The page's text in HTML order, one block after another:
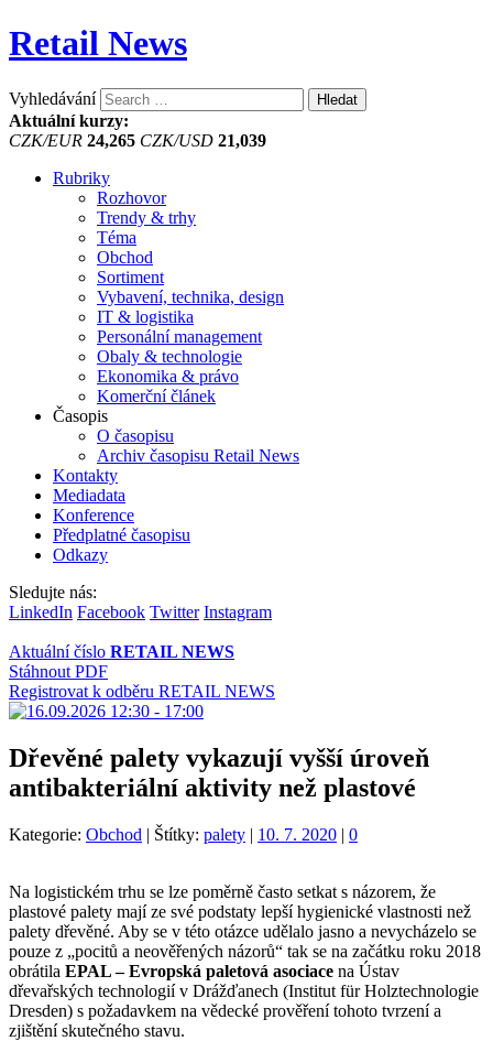
Retail News
Vyhledávání
Aktuální kurzy:
CZK/EUR 24,265 CZK/USD 21,039
Rubriky
Rozhovor
Trendy & trhy
Téma
Obchod
Sortiment
Vybavení, technika, design
IT & logistika
Personální management
Obaly & technologie
Ekonomika & právo
Komerční článek
Časopis
O časopisu
Archiv časopisu Retail News
Kontakty
Mediadata
Konference
Předplatné časopisu
Odkazy
Sledujte nás:
LinkedIn Facebook Twitter Instagram
Aktuální číslo RETAIL NEWS
Stáhnout PDF
Registrovat k odběru RETAIL NEWS
Dřevěné palety vykazují vyšší úroveň
antibakteriální aktivity než plastové
Kategorie: Obchod | Štítky: palety | 10. 7. 2020 | 0
Na logistickém trhu se lze poměrně často setkat s názorem, že
plastové palety mají ze své podstaty lepší hygienické vlastnosti než
palety dřevěné. Aby se v této otázce udělalo jasno a nevycházelo se
pouze z „pocitů a neověřených názorů“ tak se na začátku roku 2018
obrátila EPAL – Evropská paletová asociace na Ústav
dřevařských technologií v Drážďanech (Institut für Holztechnologie
Dresden) s požadavkem na vědecké prověření tohoto tvrzení a
zjištění skutečného stavu.